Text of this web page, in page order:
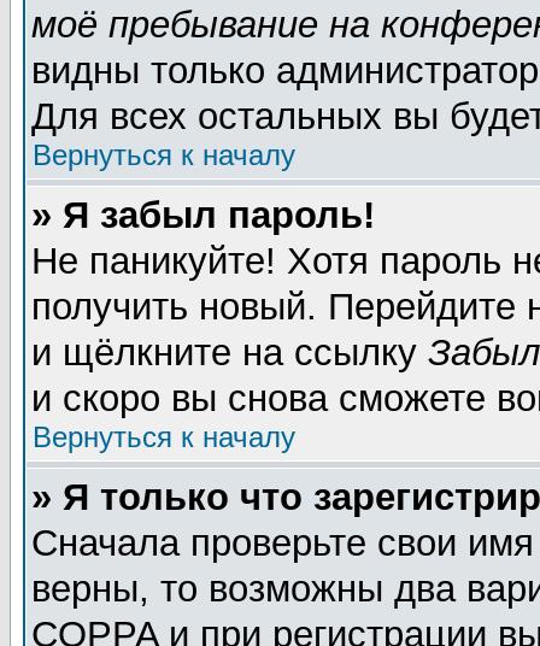
моё пребывание на
видны только
Для всех остальных вы
Вернуться к началу
» Я забыл пароль!
Не паникуйте! Хотя пароль
получить новый. Перейдите
и щёлкните на ссылку
и скоро вы снова сможете
Вернуться к началу
» Я только что
Сначала проверьте свои
верны, то возможны два
COPPA и при регистрации